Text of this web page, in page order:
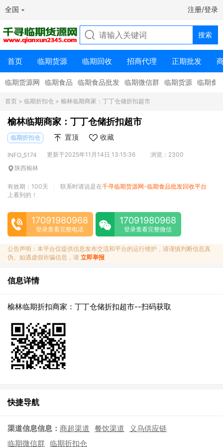
全国 注册/登录
首页 临期货源 临期回收 招商代理 正期批发
临期货源网 临期食品 临期食品批发 临期微信群 临期货源 临期食
首页 > 临期折扣仓 > 榆林临期商家：丁丁仓储折扣超市
榆林临期商家：丁丁仓储折扣超市
临期折扣仓 置顶 收藏
INFO_5174 更新于2025年11月14日 13:15:36
浏览：2300
陕西榆林
有效期：100天 联系时请说是在千寻临期货源网-临期食品批发回收平台
上看到的！
17091980968
登录查看完整电话
17091980968
登录查看完整微信
公告声明：本平台仅提供信息发布交流和平台的运行维护，请谨慎判断信息真
伪。如遇虚假诈骗信息，请 立即举报
信息详情
榆林临期折扣商家：丁丁仓储折扣超市--扫码获取
快捷导航
渠道信息信息： 商超渠道 餐饮渠道
义乌供应链
临期微信群 临期折扣仓